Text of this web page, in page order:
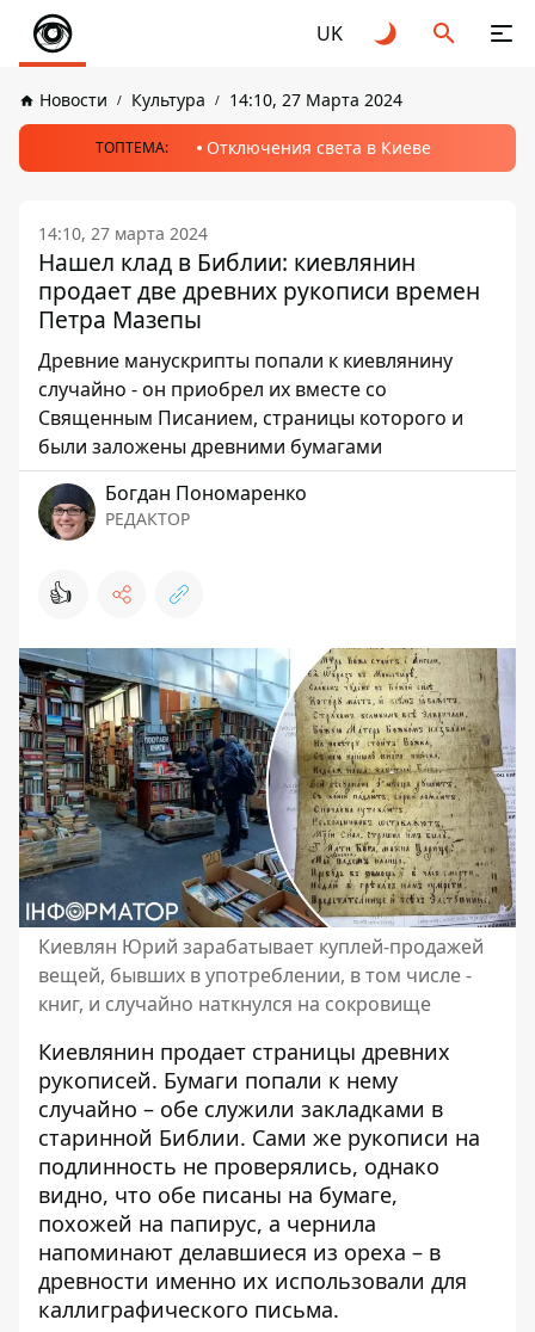
UK
Новости Культура 14:10, 27 Марта 2024
ТОПТЕМА: Отключения света в Киеве
14:10, 27 марта 2024
Нашел клад в Библии: киевлянин
продает две древних рукописи времен
Петра Мазепы
Древние манускрипты попали к киевлянину
случайно - он приобрел их вместе со
Священным Писанием, страницы которого и
были заложены древними бумагами
Богдан Пономаренко
РЕДАКТОР
👍
Киевлян Юрий зарабатывает куплей-продажей
вещей, бывших в употреблении, в том числе -
книг, и случайно наткнулся на сокровище
Киевлянин продает страницы древних
рукописей. Бумаги попали к нему
случайно – обе служили закладками в
старинной Библии. Сами же рукописи на
подлинность не проверялись, однако
видно, что обе писаны на бумаге,
похожей на папирус, а чернила
напоминают делавшиеся из ореха – в
древности именно их использовали для
каллиграфического письма.